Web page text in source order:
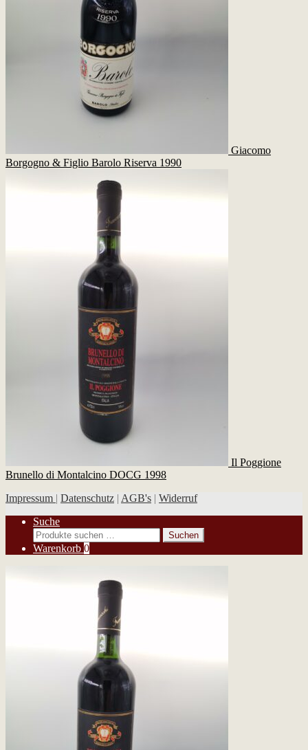
Giacomo
Borgogno & Figlio Barolo Riserva 1990
Il Poggione
Brunello di Montalcino DOCG 1998
Impressum | Datenschutz | AGB's | Widerruf
Suche
Suchen
nach:
Suchen
Warenkorb 0